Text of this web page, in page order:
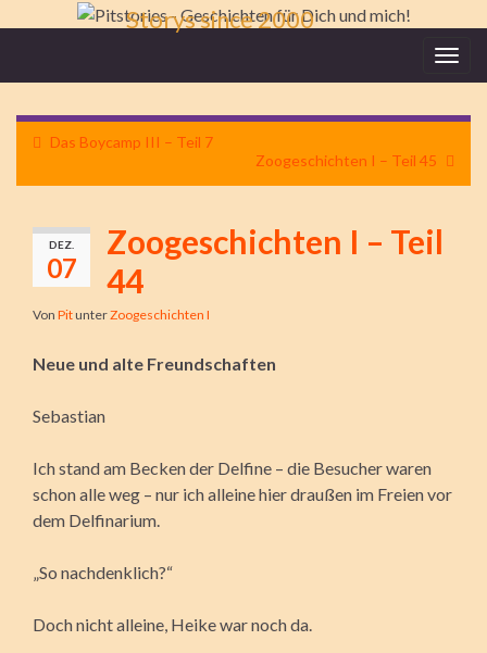
Storys since 2000
Das Boycamp III – Teil 7
Zoogeschichten I – Teil 45
DEZ.
07
Zoogeschichten I – Teil
44
Von PitunterZoogeschichten I
Neue und alte Freundschaften
Sebastian
Ich stand am Becken der Delfine – die Besucher waren
schon alle weg – nur ich alleine hier draußen im Freien vor
dem Delfinarium.
„So nachdenklich?“
Doch nicht alleine, Heike war noch da.